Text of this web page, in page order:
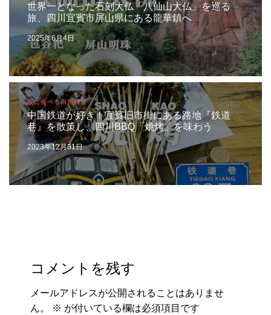
世界一となった石刻大仏「八仙山大仏」を巡る
旅、四川宜賓市屏山県にある龍華鎮へ
2025年6月4日
夜に食べる四川料理
中国鉄道が好き！宜賓旧市街にある路地『鉄道
巷』を散策し、四川BBQ「焼烤」を味わう
2023年12月31日
コメントを残す
メールアドレスが公開されることはありませ
ん。
※ が付いている欄は必須項目です